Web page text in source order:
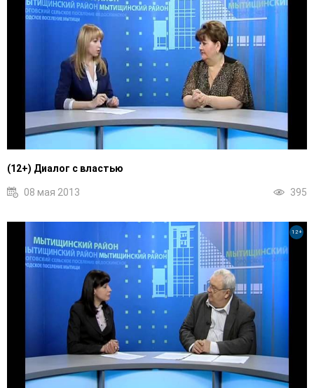
(12+) Диалог с властью
08 мая 2013 395
12+